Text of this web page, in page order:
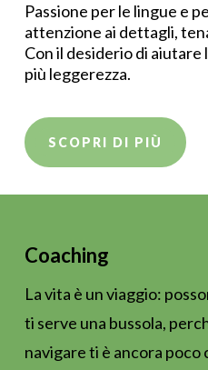
Passione per le lingue e
attenzione ai dettagli,
Con il desiderio di aiutare
più leggerezza.
SCOPRI DI PIÙ
Coaching
La vita è un viaggio:
ti serve una bussola,
navigare ti è ancora poco